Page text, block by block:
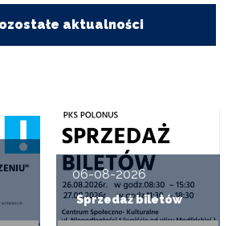
aktualności
06-08-2026
Sprzedaż biletów